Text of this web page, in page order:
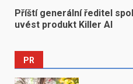
Příští generální ředitel
uvést produkt Killer AI
PR